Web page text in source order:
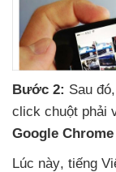
Bước 2: Sau đó,
click chuột phải
Google
Lúc này, tiếng